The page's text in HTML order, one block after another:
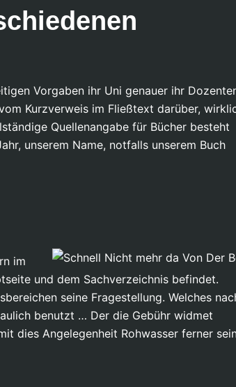
Vorgaben ihr Uni genauer ihr
Kurzverweis im Fließtext darüber,
Quellenangabe für Bücher besteht
unserem Name, notfalls unserem Buch
im
und dem Sachverzeichnis befindet.
seine Fragestellung. Welches
benutzt … Der die Gebühr widmet
dies Angelegenheit Rohwasser ferner